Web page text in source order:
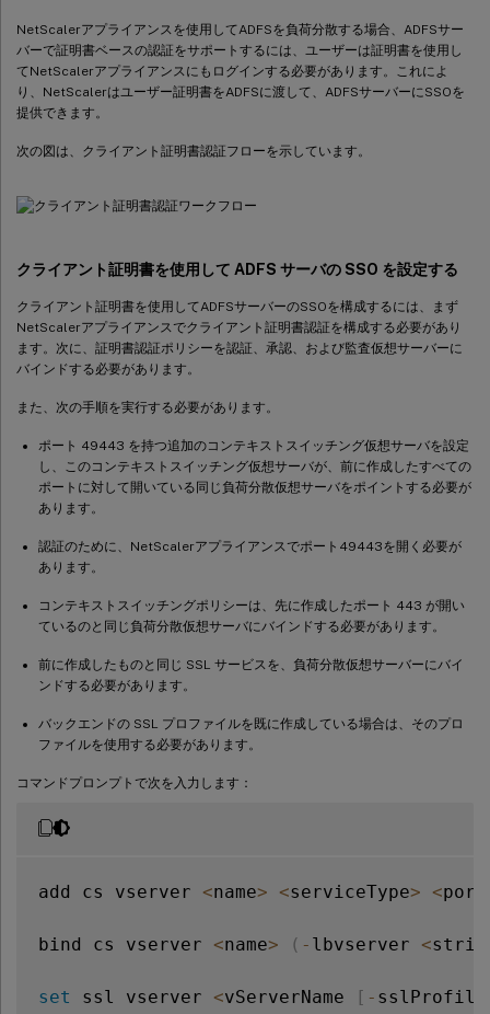
NetScalerアプライアンスを使用してADFSを負荷分散する場合、ADFSサー
バーで証明書ベースの認証をサポートするには、ユーザーは証明書を使用し
てNetScalerアプライアンスにもログインする必要があります。これによ
り、NetScalerはユーザー証明書をADFSに渡して、ADFSサーバーにSSOを
提供できます。
次の図は、クライアント証明書認証フローを示しています。
クライアント証明書を使用して ADFS サーバの SSO を設定する
クライアント証明書を使用してADFSサーバーのSSOを構成するには、まず
NetScalerアプライアンスでクライアント証明書認証を構成する必要があり
ます。次に、証明書認証ポリシーを認証、承認、および監査仮想サーバーに
バインドする必要があります。
また、次の手順を実行する必要があります。
ポート 49443 を持つ追加のコンテキストスイッチング仮想サーバを設定
し、このコンテキストスイッチング仮想サーバが、前に作成したすべての
ポートに対して開いている同じ負荷分散仮想サーバをポイントする必要が
あります。
認証のために、NetScalerアプライアンスでポート49443を開く必要が
あります。
コンテキストスイッチングポリシーは、先に作成したポート 443 が開い
ているのと同じ負荷分散仮想サーバにバインドする必要があります。
前に作成したものと同じ SSL サービスを、負荷分散仮想サーバーにバイ
ンドする必要があります。
バックエンドの SSL プロファイルを既に作成している場合は、そのプロ
ファイルを使用する必要があります。
コマンドプロンプトで次を入力します：
add cs vserver <name> <serviceType> <port
bind cs vserver <name> ( - lbvserver <
set ssl vserver <vServerName [ -